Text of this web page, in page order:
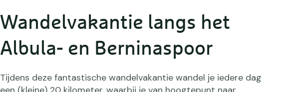
Wandelvakantie langs het
Albula- en Berninaspoor
Tijdens deze fantastische wandelvakantie wandel je iedere dag